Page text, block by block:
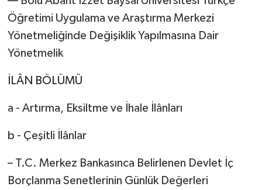
Öğretimi Uygulama ve Araştırma Merkezi
Yönetmeliğinde Değişiklik Yapılmasına Dair
Yönetmelik
İLÂN BÖLÜMÜ
a - Artırma, Eksiltme ve İhale İlânları
b - Çeşitli İlânlar
– T.C. Merkez Bankasınca Belirlenen Devlet İç
Borçlanma Senetlerinin Günlük Değerleri